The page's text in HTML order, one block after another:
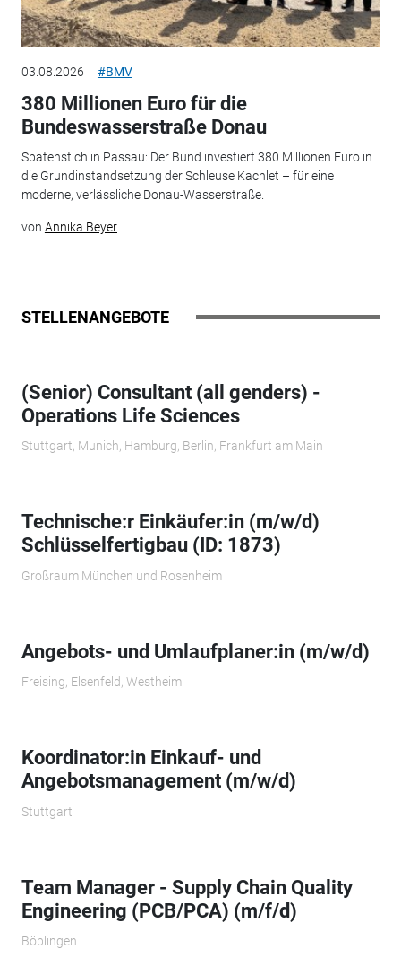
03.08.2026 #BMV
380 Millionen Euro für die
Bundeswasserstraße Donau
Spatenstich in Passau: Der Bund investiert 380 Millionen Euro in
die Grundinstandsetzung der Schleuse Kachlet – für eine
moderne, verlässliche Donau-Wasserstraße.
von Annika Beyer
STELLENANGEBOTE
(Senior) Consultant (all genders) -
Operations Life Sciences
Stuttgart, Munich, Hamburg, Berlin, Frankfurt am Main
Technische:r Einkäufer:in (m/w/d)
Schlüsselfertigbau (ID: 1873)
Großraum München und Rosenheim
Angebots- und Umlaufplaner:in (m/w/d)
Freising, Elsenfeld, Westheim
Koordinator:in Einkauf- und
Angebotsmanagement (m/w/d)
Stuttgart
Team Manager - Supply Chain Quality
Engineering (PCB/PCA) (m/f/d)
Böblingen